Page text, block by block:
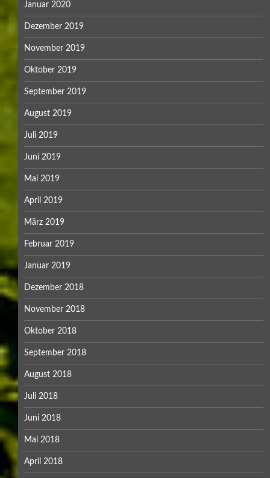
Januar 2020
Dezember 2019
November 2019
Oktober 2019
September 2019
August 2019
Juli 2019
Juni 2019
Mai 2019
April 2019
März 2019
Februar 2019
Januar 2019
Dezember 2018
November 2018
Oktober 2018
September 2018
August 2018
Juli 2018
Juni 2018
Mai 2018
April 2018